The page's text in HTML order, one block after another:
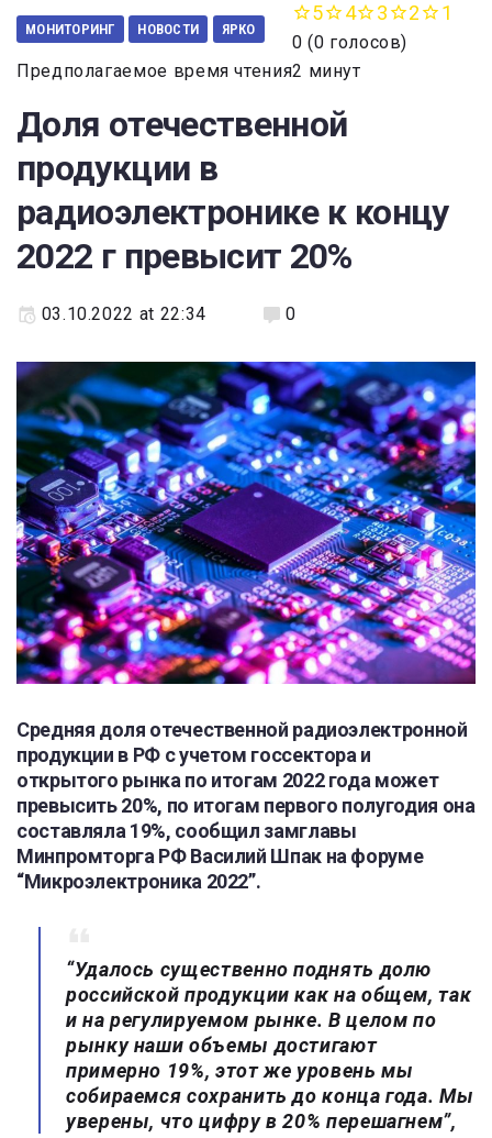
МОНИТОРИНГ НОВОСТИ ЯРКО
5 4 3 2 1
0 (0 голосов)
Предполагаемое время чтения2 минут
Доля отечественной
продукции в
радиоэлектронике к концу
2022 г превысит 20%
03.10.2022 at 22:34 0
Средняя доля отечественной радиоэлектронной
продукции в РФ с учетом госсектора и
открытого рынка по итогам 2022 года может
превысить 20%, по итогам первого полугодия она
составляла 19%, сообщил замглавы
Минпромторга РФ Василий Шпак на форуме
“Микроэлектроника 2022”.
“Удалось существенно поднять долю
российской продукции как на общем, так
и на регулируемом рынке. В целом по
рынку наши объемы достигают
примерно 19%, этот же уровень мы
собираемся сохранить до конца года. Мы
уверены, что цифру в 20% перешагнем”,